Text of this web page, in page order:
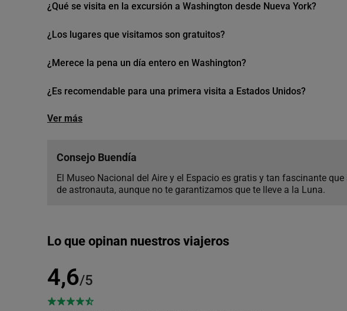
¿Qué se visita en la excursión a Washington desde Nueva York?
¿Los lugares que visitamos son gratuitos?
¿Merece la pena un día entero en Washington?
¿Es recomendable para una primera visita a Estados Unidos?
Ver más
Consejo Buendía
El Museo Nacional del Aire y el Espacio es gratis y tan fascinante
de astronauta, aunque no te garantizamos que te lleve a la Luna.
Lo que opinan nuestros viajeros
4,6/5